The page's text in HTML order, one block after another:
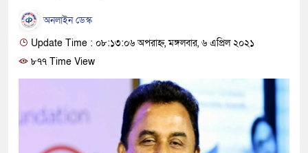
অনলাইন ডেস্ক
Update Time : ০৮:১৩:০৬ অপরাহ্ন, মঙ্গলবার, ৬ এপ্রিল ২০২১
৮৭৭ Time View